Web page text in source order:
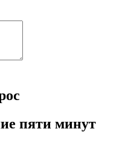
пяти минут